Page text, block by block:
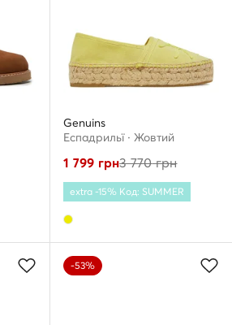
Genuins
Еспадрильї · Жовтий
1 799 грн3 770грн
extra -15% Код: SUMMER
-53%